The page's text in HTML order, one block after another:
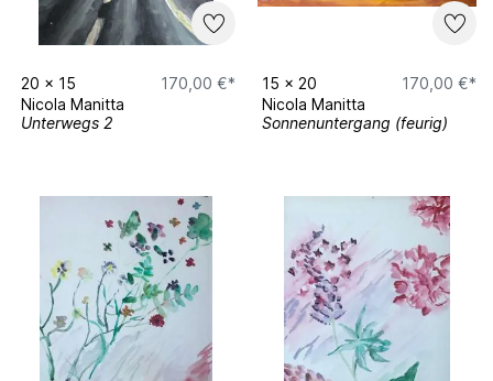
20 x 15
170,00 €*
Nicola Manitta
Unterwegs 2
15 x 20
170,00 €*
Nicola Manitta
Sonnenuntergang (feurig)